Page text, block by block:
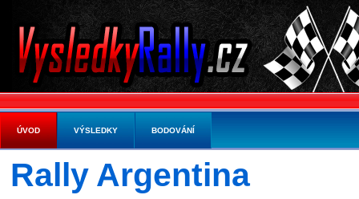
Rally Argentina
ÚVOD VÝSLEDKY BODOVÁNÍ